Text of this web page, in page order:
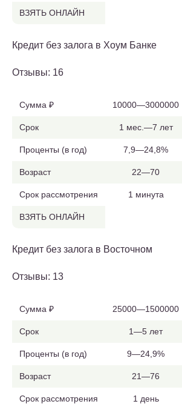
ВЗЯТЬ ОНЛАЙН
Кредит без залога в Хоум Банке
Отзывы: 16
Сумма ₽ 10000—3000000
Срок 1 мес.—7 лет
Проценты (в год) 7,9—24,8%
Возраст 22—70
Срок рассмотрения 1 минута
ВЗЯТЬ ОНЛАЙН
Кредит без залога в Восточном
Отзывы: 13
Сумма ₽ 25000—1500000
Срок 1—5 лет
Проценты (в год) 9—24,9%
Возраст 21—76
Срок рассмотрения 1 день